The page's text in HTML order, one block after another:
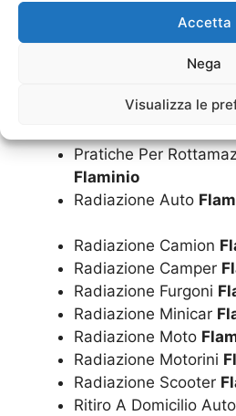
Accetta
Nega
Visualizza le
Pratiche Per
Pratiche Per
Pratiche Per
Flaminio
Radiazione Auto
Radiazione Camion
Radiazione Camper
Radiazione Furgoni
Radiazione Minicar
Radiazione Moto
Radiazione Motorini
Radiazione Scooter
Ritiro A Domicilio Auto